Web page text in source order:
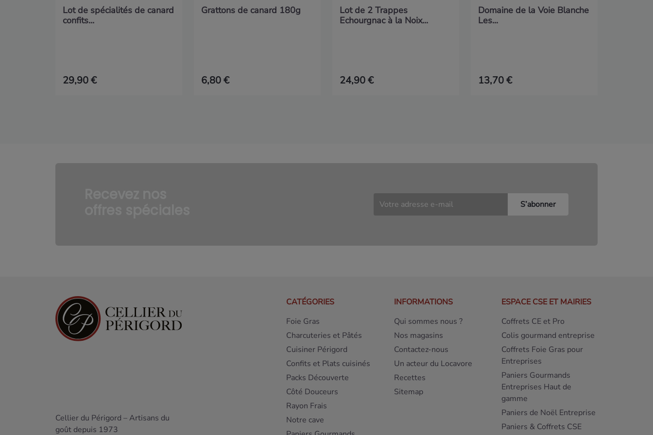
Lot de spécialités de canard
confits...
29,90 €
Grattons de canard 180g
6,80 €
Lot de 2 Trappes
Echourgnac à la Noix...
24,90 €
Domaine de la Voie Blanche
Les...
13,70 €
Cellier du Périgord – Artisans du
goût depuis 1973
CATÉGORIES
Foie Gras
Charcuteries et Pâtés
Cuisiner Périgord
Confits et Plats cuisinés
Packs Découverte
Côté Douceurs
Rayon Frais
Notre cave
INFORMATIONS
Qui sommes nous ?
Nos magasins
Contactez-nous
Un acteur du Locavore
Recettes
Sitemap
ESPACE CSE ET MAIRIES
Coffrets CE et Pro
Colis gourmand entreprise
Coffrets Foie Gras pour
Entreprises
Paniers Gourmands
Entreprises Haut de
gamme
Paniers de Noël Entreprise
Paniers & Coffrets CSE